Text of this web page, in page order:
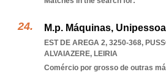
M.p. Máquinas,
EST DE AREGA 2, 3250-368,
ALVAIAZERE, LEIRIA
Comércio por grosso de outras